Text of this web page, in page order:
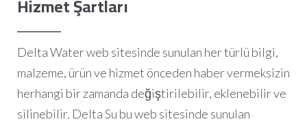
Hizmet Şartları
Delta Water web sitesinde sunulan her türlü bilgi,
malzeme, ürün ve hizmet önceden haber vermeksizin
herhangi bir zamanda değiştirilebilir, eklenebilir ve
silinebilir. Delta Su bu web sitesinde sunulan